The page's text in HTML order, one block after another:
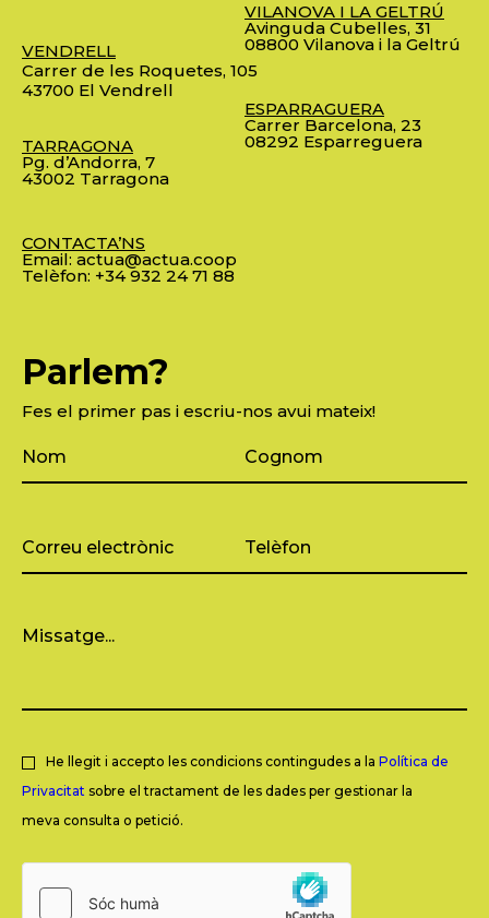
VENDRELL
Carrer de les Roquetes, 105
43700 El Vendrell
TARRAGONA
Pg. d’Andorra, 7
43002 Tarragona
CONTACTA’NS
Email: actua@actua.coop
Telèfon: +34 932 24 71 88
VILANOVA I LA GELTRÚ
Avinguda Cubelles, 31
08800 Vilanova i la Geltrú
ESPARRAGUERA
Carrer Barcelona, 23
08292 Esparreguera
Parlem?
Fes el primer pas i escriu-nos avui mateix!
He llegit i accepto les condicions contingudes a la Política de
Privacitat sobre el tractament de les dades per gestionar la
meva consulta o petició.